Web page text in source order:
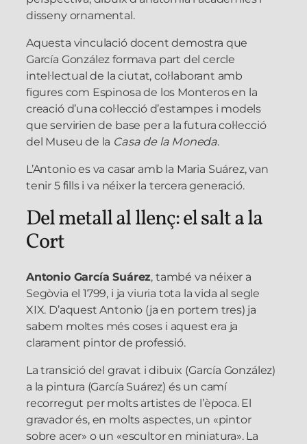
disseny ornamental.
Aquesta vinculació docent demostra que
García González formava part del cercle
intel·lectual de la ciutat, col·laborant amb
figures com Espinosa de los Monteros en la
creació d’una col·lecció d’estampes i models
que servirien de base per a la futura col·lecció
del Museu de la Casa de la Moneda.
L’Antonio es va casar amb la Maria Suárez, van
tenir 5 fills i va néixer la tercera generació.
Del metall al llenç: el salt a la
Cort
Antonio García Suárez, també va néixer a
Segòvia el 1799, i ja viuria tota la vida al segle
XIX. D’aquest Antonio (ja en portem tres) ja
sabem moltes més coses i aquest era ja
clarament pintor de professió.
La transició del gravat i dibuix (García González)
a la pintura (García Suárez) és un camí
recorregut per molts artistes de l’època. El
gravador és, en molts aspectes, un «pintor
sobre acer» o un «escultor en miniatura». La